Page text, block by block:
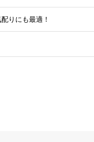
りにも最適！